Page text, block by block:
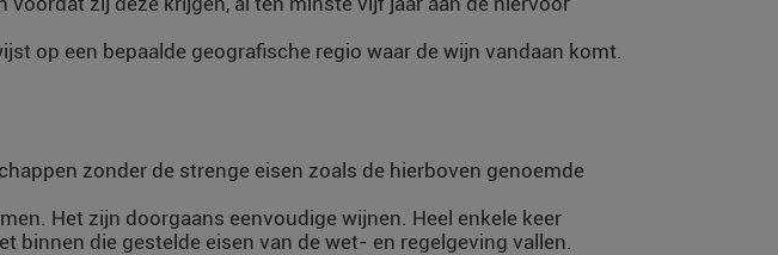
op een bepaalde geografische regio waar de wijn vandaan komt.
zonder de strenge eisen zoals de hierboven genoemde
Het zijn doorgaans eenvoudige wijnen. Heel enkele keer
binnen die gestelde eisen van de wet- en regelgeving vallen.